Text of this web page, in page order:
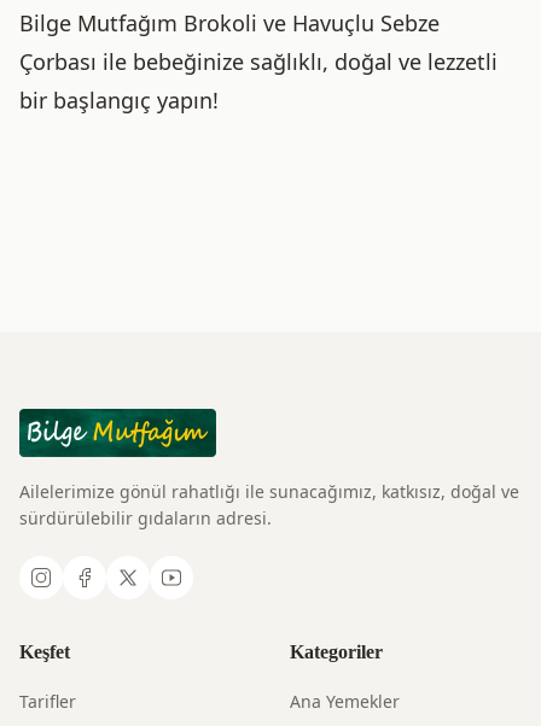
Bilge Mutfağım Brokoli ve Havuçlu Sebze
Çorbası ile bebeğinize sağlıklı, doğal ve lezzetli
bir başlangıç yapın!
Ailelerimize gönül rahatlığı ile sunacağımız, katkısız, doğal ve
sürdürülebilir gıdaların adresi.
Keşfet
Tarifler
Kategoriler
Ana Yemekler